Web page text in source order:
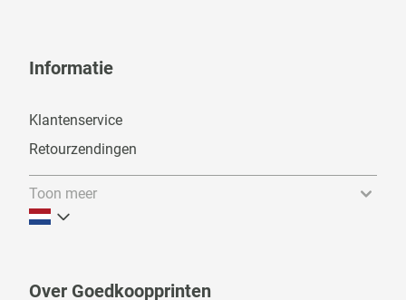
Informatie
Klantenservice
Retourzendingen
Toon meer
Over Goedkoopprinten